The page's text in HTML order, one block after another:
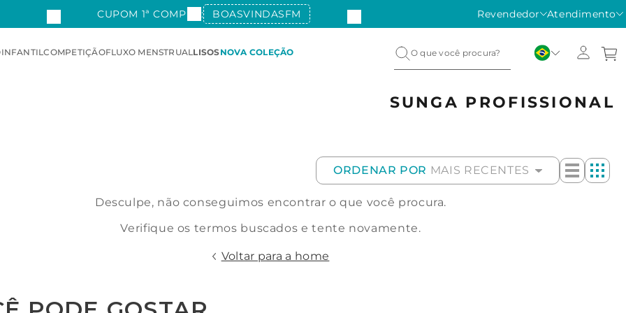
1ª COMPRA: BOASVINDASFM FRETE GRÁTIS em compras acima de R$450Revendedor Atendimento
INFANTILCOMPETIÇÃOFLUXO MENSTRUALLISOSNOVA COLEÇÃO
SUNGA PROFISSIONAL
ORDENAR POR MAIS RECENTES
Desculpe, não conseguimos encontrar o que você procura.
Verifique os termos buscados e tente novamente.
Voltar para a home